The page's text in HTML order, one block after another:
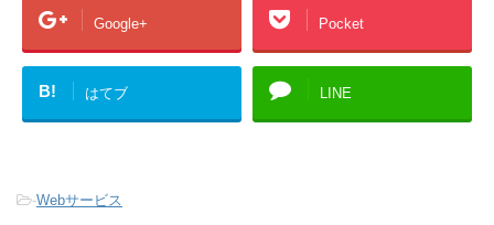
Google+ Pocket
B! はてブ LINE
-Webサービス